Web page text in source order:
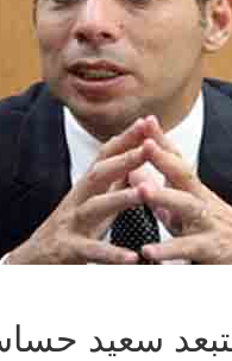
سعيد